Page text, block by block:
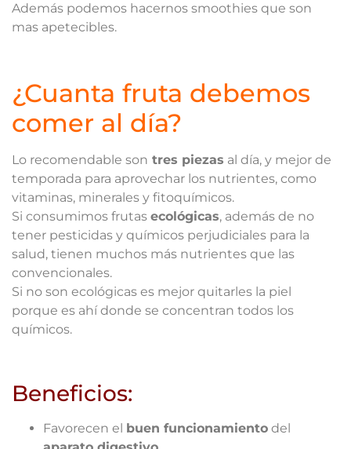
Además podemos hacernos smoothies que son
mas apetecibles.
¿Cuanta fruta debemos
comer al día?
Lo recomendable son tres piezas al día, y mejor de
temporada para aprovechar los nutrientes, como
vitaminas, minerales y fitoquímicos.
Si consumimos frutas ecológicas, además de no
tener pesticidas y químicos perjudiciales para la
salud, tienen muchos más nutrientes que las
convencionales.
Si no son ecológicas es mejor quitarles la piel
porque es ahí donde se concentran todos los
químicos.
Beneficios:
Favorecen el buen funcionamiento del